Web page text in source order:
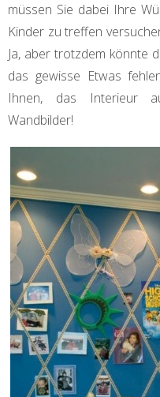
müssen Sie dabei Ihre
Kinder zu treffen
Ja, aber trotzdem könnte
das gewisse Etwas
Ihnen, das Interieur
Wandbilder!